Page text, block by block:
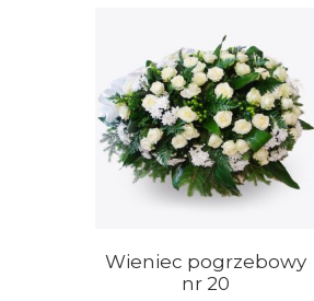
Wieniec pogrzebowy
nr 20